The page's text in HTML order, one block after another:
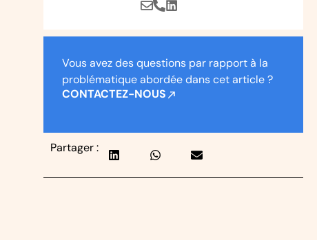
Vous avez des questions par rapport à la
problématique abordée dans cet article ?
CONTACTEZ-NOUS
Partager :